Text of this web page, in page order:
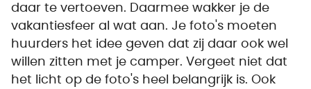
daar te vertoeven. Daarmee wakker je de
vakantiesfeer al wat aan. Je foto's moeten
huurders het idee geven dat zij daar ook wel
willen zitten met je camper. Vergeet niet dat
het licht op de foto's heel belangrijk is. Ook